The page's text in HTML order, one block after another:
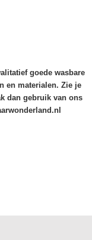
goede wasbare
en materialen. Zie je
dan gebruik van ons